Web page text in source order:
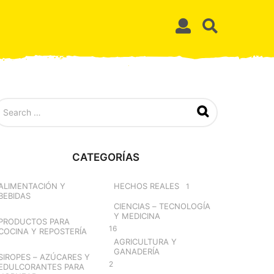
CATEGORÍAS
Y
PARA
Y REPOSTERÍA
– AZÚCARES Y
PARA
HECHOS REALES 1
CIENCIAS – TECNOLOGÍA
Y MEDICINA
16
AGRICULTURA Y
GANADERÍA
2